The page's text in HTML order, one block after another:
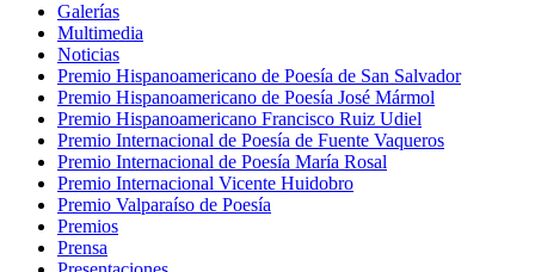
Galerías
Multimedia
Noticias
Premio Hispanoamericano de Poesía de San Salvador
Premio Hispanoamericano de Poesía José Mármol
Premio Hispanoamericano Francisco Ruiz Udiel
Premio Internacional de Poesía de Fuente Vaqueros
Premio Internacional de Poesía María Rosal
Premio Internacional Vicente Huidobro
Premio Valparaíso de Poesía
Premios
Prensa